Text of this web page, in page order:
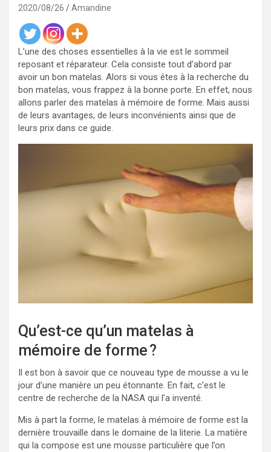
2020/08/26 Amandine
L’une des choses essentielles à la vie est le sommeil
reposant et réparateur. Cela consiste tout d’abord par
avoir un bon matelas. Alors si vous êtes à la recherche du
bon matelas, vous frappez à la bonne porte. En effet, nous
allons parler des matelas à mémoire de forme. Mais aussi
de leurs avantages, de leurs inconvénients ainsi que de
leurs prix dans ce guide.
Qu’est-ce qu’un matelas à
mémoire de forme ?
Il est bon à savoir que ce nouveau type de mousse a vu le
jour d’une manière un peu étonnante. En fait, c’est le
centre de recherche de la NASA qui l’a inventé.
Mis à part la forme, le matelas à mémoire de forme est la
dernière trouvaille dans le domaine de la literie. La matière
qui la compose est une mousse particulière que l’on